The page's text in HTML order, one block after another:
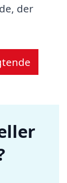
der